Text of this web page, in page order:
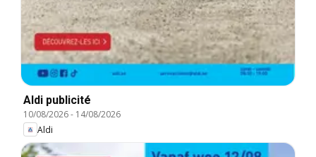
Aldi publicité
10/08/2026- 14/08/2026
Aldi